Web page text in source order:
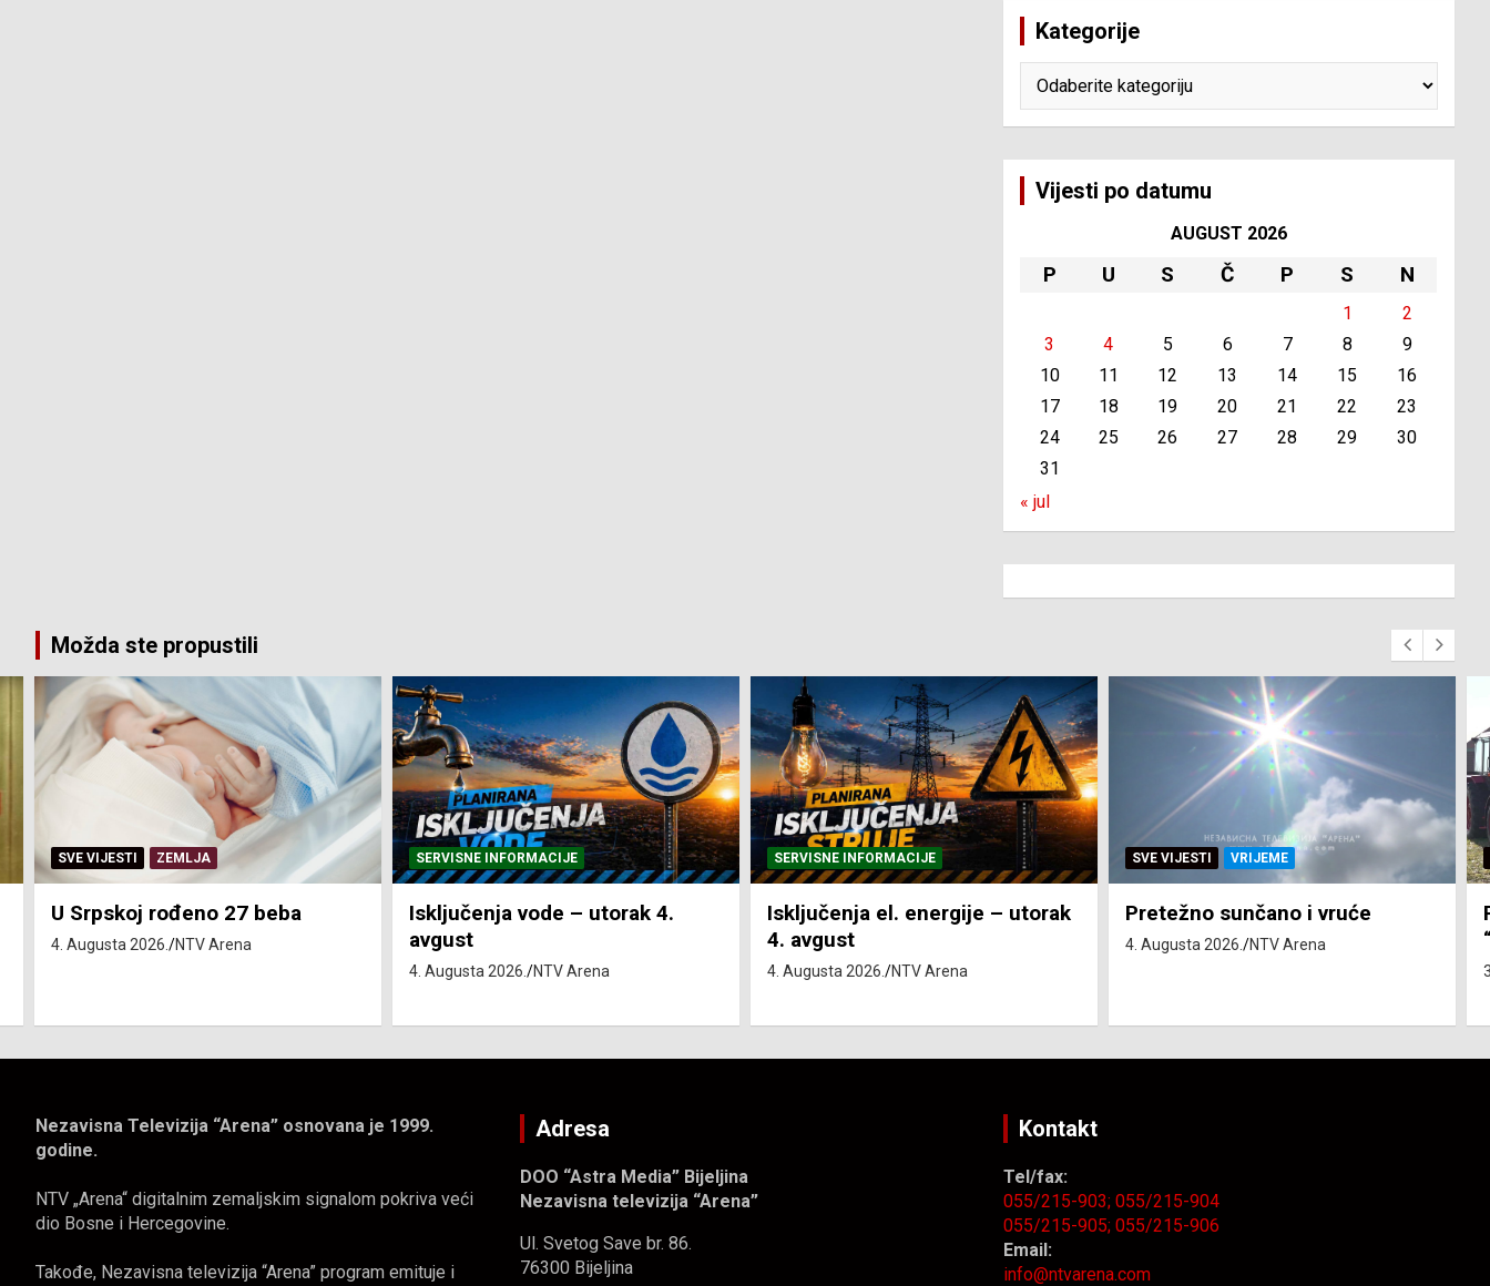
Kategorije
Vijesti po datumu
AUGUST 2026
P U S Č P S N
1
2
3
4 5 6 7 8
9
10
11 12 13 14 15
16
17
18 19 20 21 22
23
24
25 26 27 28 29
30
31
« jul
Možda ste propustili
SERVISNE INFORMACIJE
Isključenja vode – utorak 4.
avgust
SERVISNE INFORMACIJE
Isključenja el. energije – utorak
4. avgust
4. Augusta 2026. NTV Arena
SVE VIJESTI VRIJEME
Pretežno sunčano i vruće
4. Augusta 2026.
SVE VIJESTI ZEMLJA
Pravo na subvenciju za traktor
“Belarus” ostvarila 84 korisnika
Nezavisna Televizija “Arena” osnovana je 1999.
godine.
NTV „Arena“ digitalnim zemaljskim signalom pokriva veći
dio Bosne i Hercegovine.
Takođe, Nezavisna televizija “Arena” program emituje i
Adresa
DOO “Astra Media” Bijeljina
Nezavisna televizija “Arena”
Ul. Svetog Save br. 86.
76300 Bijeljina
Kontakt
Tel/fax:
055/215-903;055/215-904
055/215-905;055/215-906
Email:
info@ntvarena.com